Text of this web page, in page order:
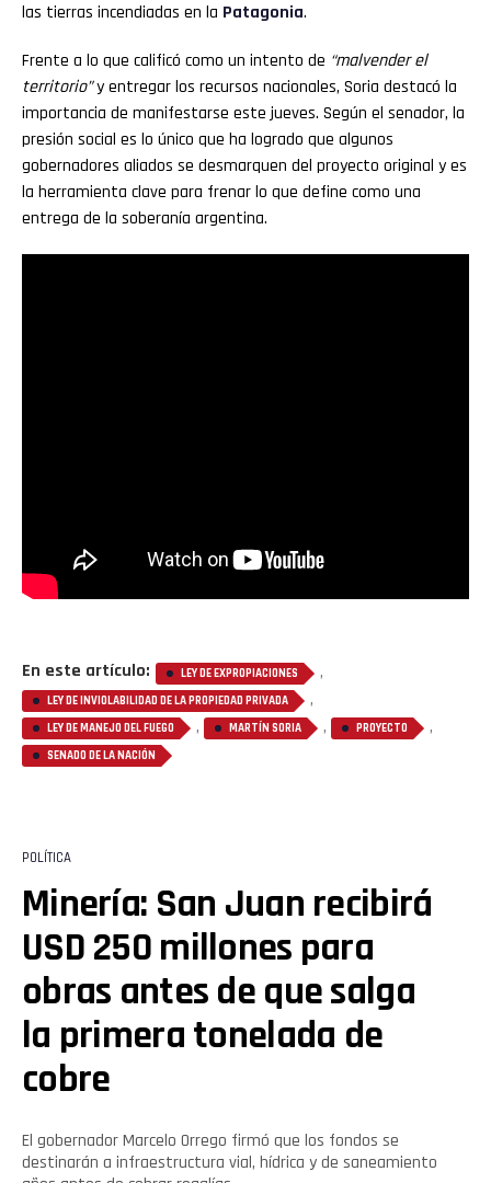
las tierras incendiadas en la Patagonia.
Frente a lo que calificó como un intento de “malvender el
territorio”y entregar los recursos nacionales, Soria destacó la
importancia de manifestarse este jueves. Según el senador, la
presión social es lo único que ha logrado que algunos
gobernadores aliados se desmarquen del proyecto original y es
la herramienta clave para frenar lo que define como una
entrega de la soberanía argentina.
En este artículo: LEY DE EXPROPIACIONES ,
LEY DE INVIOLABILIDAD DE LA PROPIEDAD PRIVADA ,
LEY DE MANEJO DEL FUEGO , MARTÍN SORIA , PROYECTO ,
SENADO DE LA NACIÓN
POLÍTICA
Minería: San Juan recibirá
USD 250 millones para
obras antes de que salga
la primera tonelada de
cobre
El gobernador Marcelo Orrego firmó que los fondos se
destinarán a infraestructura vial, hídrica y de saneamiento